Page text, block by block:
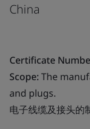
China
Certificate
Scope:The
and plugs.
电子线缆及接头的